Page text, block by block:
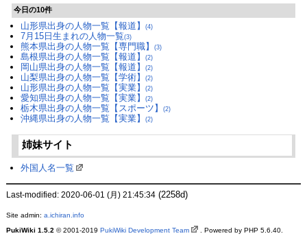
今日の10件
山形県出身の人物一覧【報道】 (4)
7月15日生まれの人物一覧(3)
熊本県出身の人物一覧【専門職】 (3)
島根県出身の人物一覧【報道】 (2)
岡山県出身の人物一覧【報道】 (2)
山梨県出身の人物一覧【学術】 (2)
山形県出身の人物一覧【実業】 (2)
愛知県出身の人物一覧【実業】 (2)
栃木県出身の人物一覧【スポーツ】 (2)
沖縄県出身の人物一覧【実業】 (2)
姉妹サイト
外国人名一覧
Last-modified: 2020-06-01 (月) 21:45:34(2258d)
Site admin: a.ichiran.info
PukiWiki 1.5.2 © 2001-2019 PukiWiki Development Team
. Powered by PHP 5.6.40.